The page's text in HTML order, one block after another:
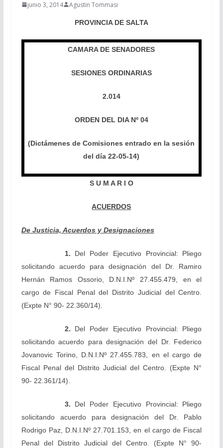
junio 3, 2014 Agustin Tommasi
PROVINCIA DE SALTA
CAMARA DE SENADORES
SESIONES ORDINARIAS
2.014
ORDEN DEL DIA Nº 04
(Dictámenes de Comisiones entrado en la sesión
del día 22-05-14)
S U M A R I O
ACUERDOS
De Justicia, Acuerdos y Designaciones
1. Del Poder Ejecutivo Provincial: Pliego
solicitando acuerdo para designación del Dr. Ramiro
Hernán Ramos Ossorio, D.N.I.Nº 27.455.479, en el
cargo de Fiscal Penal del Distrito Judicial del Centro.
(Expte N° 90- 22.360/14).
2. Del Poder Ejecutivo Provincial: Pliego
solicitando acuerdo para designación del Dr. Federico
Jovanovic Torino, D.N.I.Nº 27.455.783, en el cargo de
Fiscal Penal del Distrito Judicial del Centro. (Expte N°
90- 22.361/14).
3. Del Poder Ejecutivo Provincial: Pliego
solicitando acuerdo para designación del Dr. Pablo
Rodrigo Paz, D.N.I.Nº 27.701.153, en el cargo de Fiscal
Penal del Distrito Judicial del Centro. (Expte N° 90-